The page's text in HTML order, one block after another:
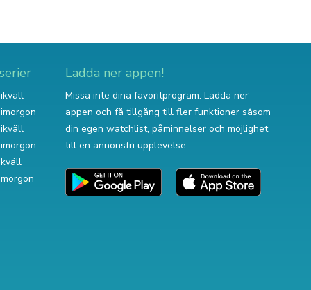
Ladda ner appen!
Missa inte dina favoritprogram. Ladda ner
appen och få tillgång till fler funktioner såsom
din egen watchlist, påminnelser och möjlighet
till en annonsfri upplevelse.